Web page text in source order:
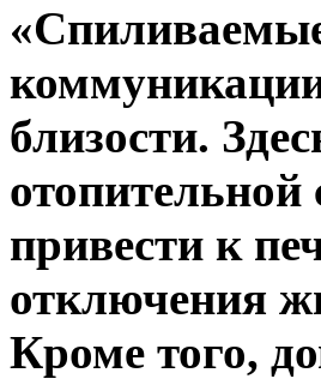
близости.
привести к
отключения
Кроме того,